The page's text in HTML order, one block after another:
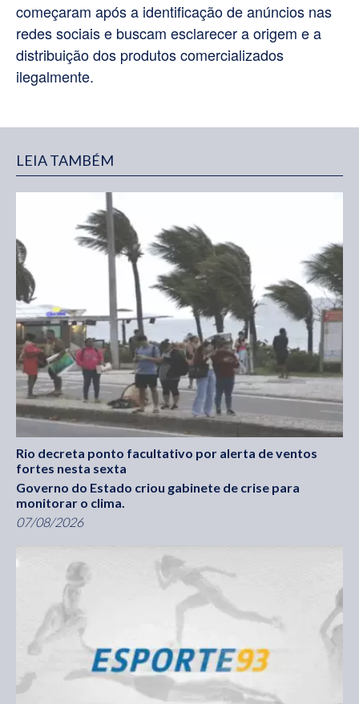
começaram após a identificação de anúncios nas
redes sociais e buscam esclarecer a origem e a
distribuição dos produtos comercializados
ilegalmente.
LEIA TAMBÉM
Rio decreta ponto facultativo por alerta de ventos
fortes nesta sexta
Governo do Estado criou gabinete de crise para
monitorar o clima.
07/08/2026